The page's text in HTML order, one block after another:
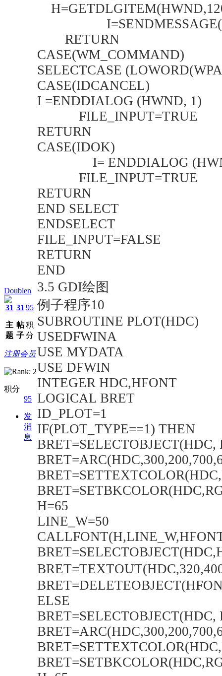
Doublen
31
主
题
31
帖
子
95
积
分
注册会员
积分
95
发
消
息
RETURN
CASE(WM_COMMAND)
SELECTCASE
CASE(IDCANCEL)
I =ENDDIALOG (HWND, 1)
FILE_INPUT=TRUE
RETURN
CASE(IDOK)
I= ENDDIALOG
FILE_INPUT=TRUE
RETURN
END SELECT
ENDSELECT
FILE_INPUT=FALSE
RETURN
END
3.5 GDI绘图
例子程序10
SUBROUTINE PLOT(HDC)
USEDFWINA
USE MYDATA
USE DFWIN
INTEGER HDC,HFONT
LOGICAL BRET
ID_PLOT=1
IF(PLOT_TYPE==1) THEN
BRET=SELECTOBJECT(HDC,
H=65
LINE_W=50
ELSE
BRET=SELECTOBJECT(HDC,